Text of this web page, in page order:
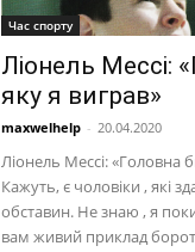
Час спорту
Ліонель Мессі:
яку я виграв»
maxwelhelp - 20.04.2020
Ліонель Мессі: «Головна
Кажуть, є чоловіки , які
обставин. Не знаю , я
вам живий приклад